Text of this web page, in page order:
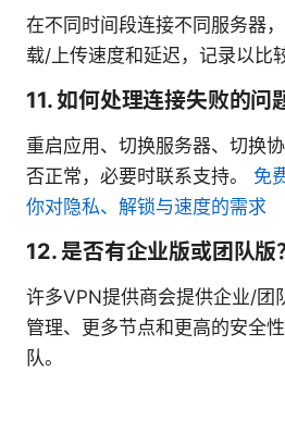
在不同时间段连接不同服务器
载/上传速度和延迟，记录以比
11. 如何处理连接失败的问
重启应用、切换服务器、切换
否正常，必要时联系支持。 免
你对隐私、解锁与速度的需求
12. 是否有企业版或团队版
许多VPN提供商会提供企业/团
管理、更多节点和更高的安全
队。